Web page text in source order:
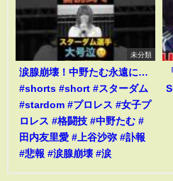
未分類
涙腺崩壊！中野たむ永遠に…
#shorts #short #スターダム
#stardom #プロレス #女子プ
ロレス #格闘技 #中野たむ #
田内友里愛 #上谷沙弥 #訃報
#悲報 #涙腺崩壊 #涙